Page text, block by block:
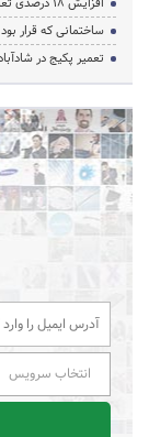
ساختمانی که قرار
تعمیر پکیج در
انتخاب سرویس